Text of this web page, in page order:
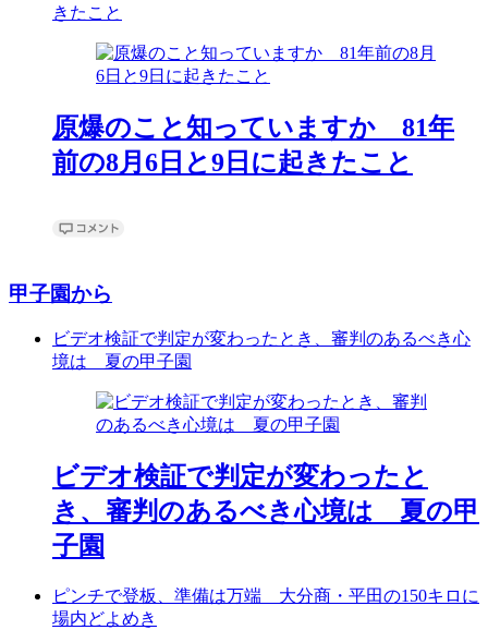
きたこと
原爆のこと知っていますか 81年
前の8月6日と9日に起きたこと
甲子園から
ビデオ検証で判定が変わったとき、審判のあるべき心
境は 夏の甲子園
ビデオ検証で判定が変わったと
き、審判のあるべき心境は 夏の甲
子園
ピンチで登板、準備は万端 大分商・平田の150キロに
場内どよめき